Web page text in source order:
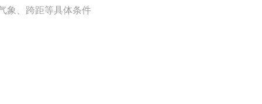
象、跨距等具体条件